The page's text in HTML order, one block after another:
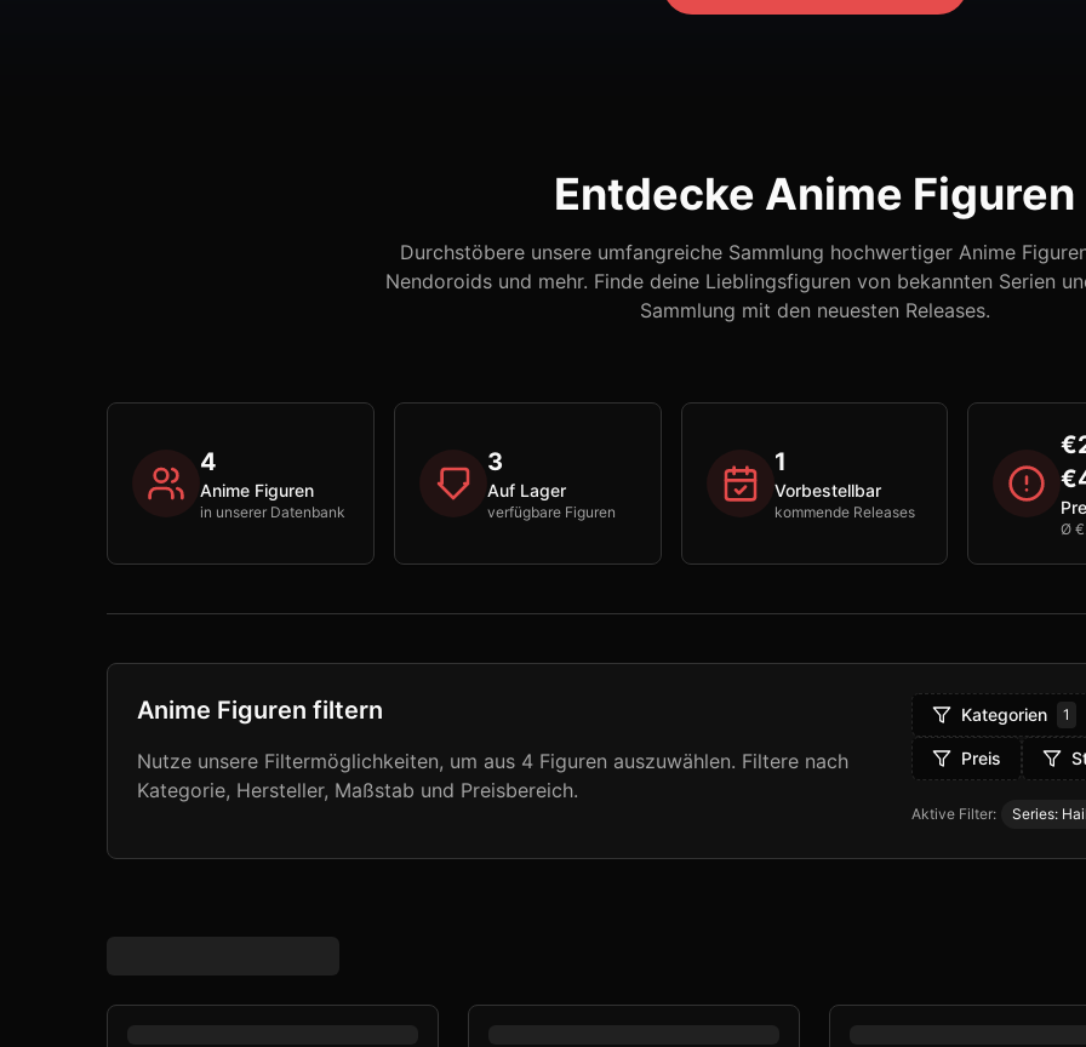
Entdecke Anime Figuren
Durchstöbere unsere umfangreiche Sammlung hochwertiger Anime
Nendoroids und mehr. Finde deine Lieblingsfiguren von bekannten Serien
Sammlung mit den neuesten Releases.
4
Anime Figuren
in unserer Datenbank
3
Auf Lager
verfügbare Figuren
1
Vorbestellbar
kommende Releases
Ø
Anime Figuren filtern
Nutze unsere Filtermöglichkeiten, um aus 4 Figuren auszuwählen. Filtere nach
Kategorie, Hersteller, Maßstab und Preisbereich.
Kategorien 1
Preis
Aktive Filter: Series: